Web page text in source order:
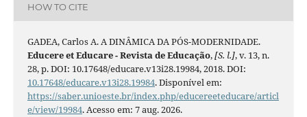
HOW TO CITE
GADEA, Carlos A. A DINÂMICA DA PÓS-MODERNIDADE.
Educere et Educare - Revista de Educação,[S. l.], v. 13, n.
28, p. DOI: 10.17648/educare.v13i28.19984, 2018. DOI:
10.17648/educare.v13i28.19984. Disponível em:
https://saber.unioeste.br/index.php/educereeteducare/articl
e/view/19984. Acesso em: 7 aug. 2026.